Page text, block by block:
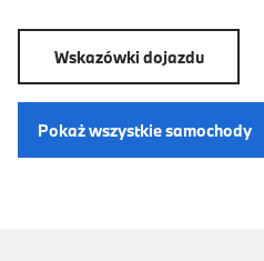
Wskazówki dojazdu
Pokaż wszystkie samochody